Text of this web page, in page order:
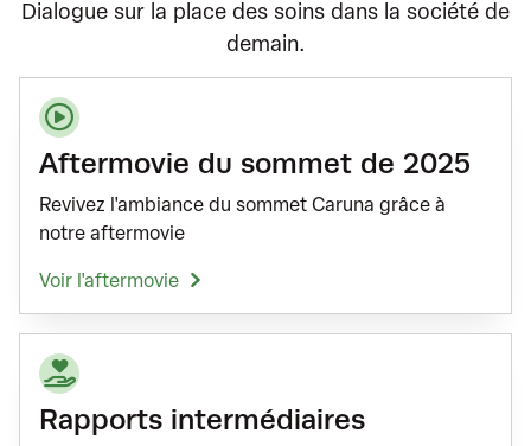
Dialogue sur la place des soins dans la société de
demain.
Aftermovie du sommet de 2025
Revivez l'ambiance du sommet Caruna grâce à
notre aftermovie
Voir l'aftermovie
Rapports intermédiaires